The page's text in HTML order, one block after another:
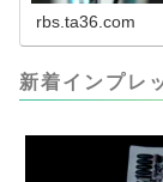
rbs.ta36.com
新着インプレ